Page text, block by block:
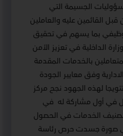
الجسيمة التي
القائمين عليه والعاملين
بما يسهم في تحقيق
الداخلية في تعزيز الأمن
بالخدمات المقدمة
وفق معايير الجودة
لهذه الجهود نجح مركز
في أول مشاركة له في
الخدمات في الحصول
في صورة جسدت حرص رئاسة